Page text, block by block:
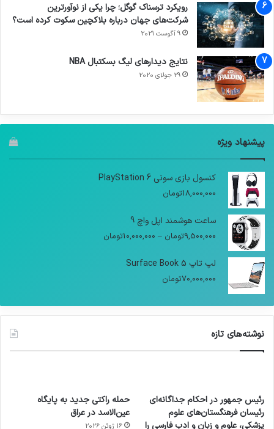
رویکرد ترسناک گوگل؛ چرا یکی از نوآورترین
شرکت‌های جهان درباره بلاکچین سکوت کرده است؟
9 آگوست 2021
نتایج دیدار‌های لیگ بسکتبال NBA
29 جولای 2020
پیشنهاد ویژه
کنسول بازی سونی PlayStation 6
18,000,000تومان
ساعت هوشمند اپل واچ 9
9,500,000تومان –
10,000,000تومان
لپ تاپ Surface Book 5
70,000,000تومان
نوشته‌های تازه
رئیس جمهور در احکام جداگانه‌ای
رئیسان فرهنگستان‌های علوم
پزشکی، علوم و زبان و ادب فارسی را
حمله راکتی جدید به پایگاه
عین‌الاسد در عراق
16 ژوئن 2026